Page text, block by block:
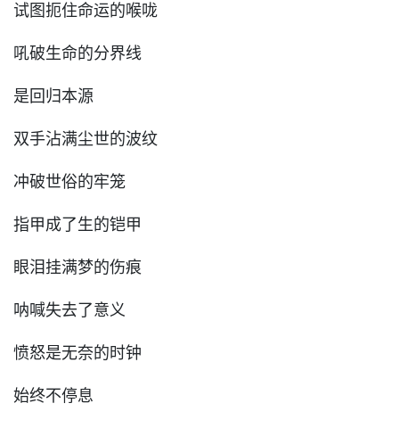
试图扼住命运的喉咙
吼破生命的分界线
是回归本源
双手沾满尘世的波纹
冲破世俗的牢笼
指甲成了生的铠甲
眼泪挂满梦的伤痕
呐喊失去了意义
愤怒是无奈的时钟
始终不停息